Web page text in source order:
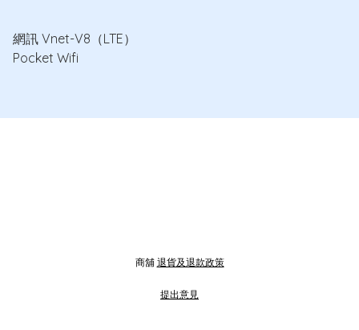
網訊 Vnet-V8（LTE）
Pocket Wifi
商舖 退貨及退款政策
提出意見